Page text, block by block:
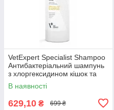
VetExpert Specialist Shampoo
Антибактеріальний шампунь
з хлоргексидином кішок та
собак - 250 мл
В наявності
629,10 ₴ 699 ₴